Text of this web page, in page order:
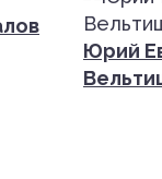
Юрий